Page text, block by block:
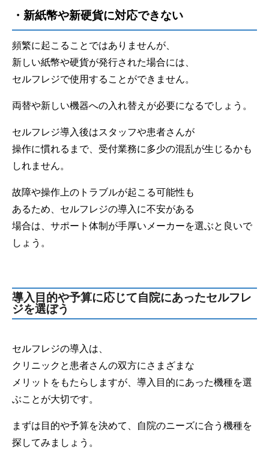
・新紙幣や新硬貨に対応できない
頻繁に起こることではありませんが、
新しい紙幣や硬貨が発行された場合には、
セルフレジで使用することができません。
両替や新しい機器への入れ替えが必要になるでしょう。
セルフレジ導入後はスタッフや患者さんが
操作に慣れるまで、受付業務に多少の混乱が生じるかも
しれません。
故障や操作上のトラブルが起こる可能性も
あるため、セルフレジの導入に不安がある
場合は、サポート体制が手厚いメーカーを選ぶと良いで
しょう。
導入目的や予算に応じて自院にあったセルフレ
ジを選ぼう
セルフレジの導入は、
クリニックと患者さんの双方にさまざまな
メリットをもたらしますが、導入目的にあった機種を選
ぶことが大切です。
まずは目的や予算を決めて、自院のニーズに合う機種を
探してみましょう。